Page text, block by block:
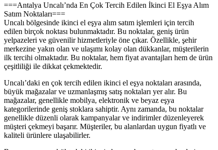
===Antalya Uncalı’nda En Çok Tercih Edilen İkinci El Eşya Alım
Satım Noktaları===
Uncalı bölgesinde ikinci el eşya alım satım işlemleri için tercih
edilen birçok noktası bulunmaktadır. Bu noktalar, geniş ürün
yelpazeleri ve güvenilir hizmetleriyle öne çıkar. Özellikle, şehir
merkezine yakın olan ve ulaşımı kolay olan dükkanlar, müşterilerin
ilk tercihi olmaktadır. Bu noktalar, hem fiyat avantajları hem de ürün
çeşitliliği ile dikkat çekmektedir.
Uncalı’daki en çok tercih edilen ikinci el eşya noktaları arasında,
büyük mağazalar ve uzmanlaşmış satış noktaları yer alır. Bu
mağazalar, genellikle mobilya, elektronik ve beyaz eşya
kategorilerinde geniş stoklara sahiptir. Aynı zamanda, bu noktalar
genellikle düzenli olarak kampanyalar ve indirimler düzenleyerek
müşteri çekmeyi başarır. Müşteriler, bu alanlardan uygun fiyatlı ve
kaliteli ürünlere ulaşabilirler.